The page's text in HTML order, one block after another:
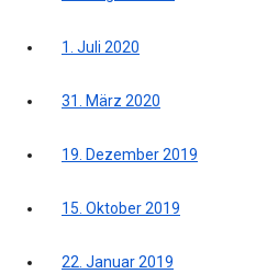
1. Juli 2020
31. März 2020
19. Dezember 2019
15. Oktober 2019
22. Januar 2019